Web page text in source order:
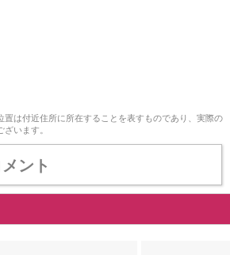
は付近住所に所在することを表すものであり、実際の
います。
ント